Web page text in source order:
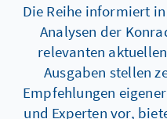
Die Reihe informiert
Analysen der
relevanten
Ausgaben stellen
Empfehlungen
und Experten vor,